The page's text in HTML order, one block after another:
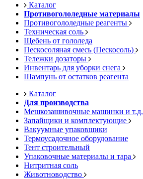
Каталог
Противогололедные материалы
Противогололедные реагенты
Техническая соль
Щебень от гололеда
Пескосоляная смесь (Пескосоль)
Тележки дозаторы
Инвентарь для уборки снега
Шампунь от остатков реагента
Каталог
Для производства
Мешкозашивочные машинки и т.д.
Запайщики и комплектующие
Вакуумные упаковщики
Термоусадочное оборудование
Тент строительный
Упаковочные материалы и тара
Нитритная соль
Животноводство